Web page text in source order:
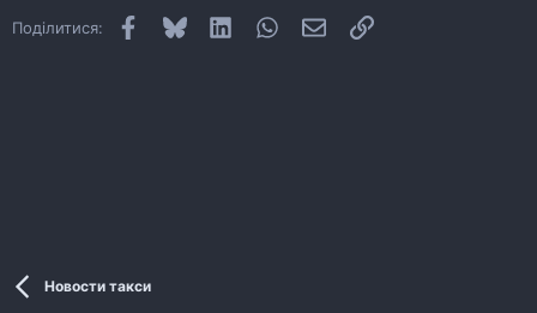
Поділитися: Facebook
Bluesky LinkedInWhatsApp
E-mailПосилання
Новости такси